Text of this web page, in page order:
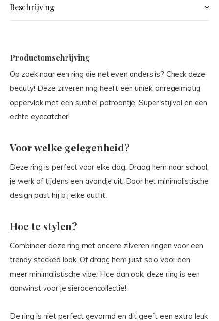
Beschrijving
Productomschrijving
Op zoek naar een ring die net even anders is? Check deze
beauty! Deze zilveren ring heeft een uniek, onregelmatig
oppervlak met een subtiel patroontje. Super stijlvol en een
echte eyecatcher!
Voor welke gelegenheid?
Deze ring is perfect voor elke dag. Draag hem naar school,
je werk of tijdens een avondje uit. Door het minimalistische
design past hij bij elke outfit.
Hoe te stylen?
Combineer deze ring met andere zilveren ringen voor een
trendy stacked look. Of draag hem juist solo voor een
meer minimalistische vibe. Hoe dan ook, deze ring is een
aanwinst voor je sieradencollectie!
De ring is niet perfect gevormd en dit geeft een extra leuk